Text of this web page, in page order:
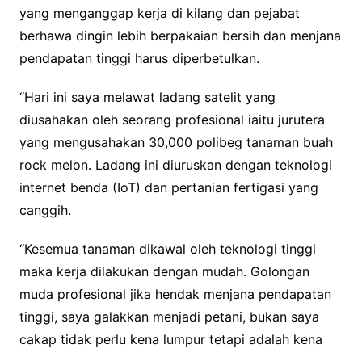
yang menganggap kerja di kilang dan pejabat
berhawa dingin lebih berpakaian bersih dan menjana
pendapatan tinggi harus diperbetulkan.
“Hari ini saya melawat ladang satelit yang
diusahakan oleh seorang profesional iaitu jurutera
yang mengusahakan 30,000 polibeg tanaman buah
rock melon. Ladang ini diuruskan dengan teknologi
internet benda (IoT) dan pertanian fertigasi yang
canggih.
“Kesemua tanaman dikawal oleh teknologi tinggi
maka kerja dilakukan dengan mudah. Golongan
muda profesional jika hendak menjana pendapatan
tinggi, saya galakkan menjadi petani, bukan saya
cakap tidak perlu kena lumpur tetapi adalah kena